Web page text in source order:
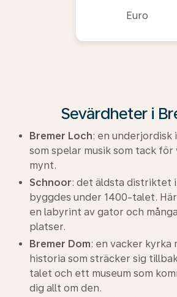
Euro
Sevärdheter i
Bremer Loch: en underjordisk
som spelar musik som tack för
mynt.
Schnoor: det äldsta distriktet
byggdes under 1400-talet.
en labyrint av gator och
platser.
Bremer Dom: en vacker kyrka
historia som sträcker sig
talet och ett museum som
dig allt om den.